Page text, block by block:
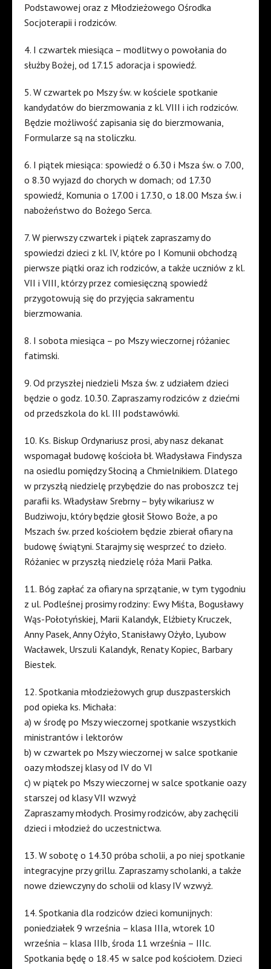
Podstawowej oraz z Młodzieżowego Ośrodka
Socjoterapii i rodziców.
4. I czwartek miesiąca – modlitwy o powołania do
służby Bożej, od 17.15 adoracja i spowiedź.
5. W czwartek po Mszy św. w kościele spotkanie
kandydatów do bierzmowania z kl. VIII i ich rodziców.
Będzie możliwość zapisania się do bierzmowania,
Formularze są na stoliczku.
6. I piątek miesiąca: spowiedź o 6.30 i Msza św. o 7.00,
o 8.30 wyjazd do chorych w domach; od 17.30
spowiedź, Komunia o 17.00 i 17.30, o 18.00 Msza św. i
nabożeństwo do Bożego Serca.
7. W pierwszy czwartek i piątek zapraszamy do
spowiedzi dzieci z kl. IV, które po I Komunii obchodzą
pierwsze piątki oraz ich rodziców, a także uczniów z kl.
VII i VIII, którzy przez comiesięczną spowiedź
przygotowują się do przyjęcia sakramentu
bierzmowania.
8. I sobota miesiąca – po Mszy wieczornej różaniec
fatimski.
9. Od przyszłej niedzieli Msza św. z udziałem dzieci
będzie o godz. 10.30. Zapraszamy rodziców z dziećmi
od przedszkola do kl. III podstawówki.
10. Ks. Biskup Ordynariusz prosi, aby nasz dekanat
wspomagał budowę kościoła bł. Władysława Findysza
na osiedlu pomiędzy Słociną a Chmielnikiem. Dlatego
w przyszłą niedzielę przybędzie do nas proboszcz tej
parafii ks. Władysław Srebrny – były wikariusz w
Budziwoju, który będzie głosił Słowo Boże, a po
Mszach św. przed kościołem będzie zbierał ofiary na
budowę świątyni. Starajmy się wesprzeć to dzieło.
Różaniec w przyszłą niedzielę róża Marii Pałka.
11. Bóg zapłać za ofiary na sprzątanie, w tym tygodniu
z ul. Podleśnej prosimy rodziny: Ewy Miśta, Bogusławy
Wąs-Połotyńskiej, Marii Kalandyk, Elżbiety Kruczek,
Anny Pasek, Anny Ożyło, Stanisławy Ożyło, Lyubow
Wacławek, Urszuli Kalandyk, Renaty Kopiec, Barbary
Biestek.
12. Spotkania młodzieżowych grup duszpasterskich
pod opieka ks. Michała:
a) w środę po Mszy wieczornej spotkanie wszystkich
ministrantów i lektorów
b) w czwartek po Mszy wieczornej w salce spotkanie
oazy młodszej klasy od IV do VI
c) w piątek po Mszy wieczornej w salce spotkanie oazy
starszej od klasy VII wzwyż
Zapraszamy młodych. Prosimy rodziców, aby zachęcili
dzieci i młodzież do uczestnictwa.
13. W sobotę o 14.30 próba scholii, a po niej spotkanie
integracyjne przy grillu. Zapraszamy scholanki, a także
nowe dziewczyny do scholii od klasy IV wzwyż.
14. Spotkania dla rodziców dzieci komunijnych:
poniedziałek 9 września – klasa IIIa, wtorek 10
września – klasa IIIb, środa 11 września – IIIc.
Spotkania będę o 18.45 w salce pod kościołem. Dzieci